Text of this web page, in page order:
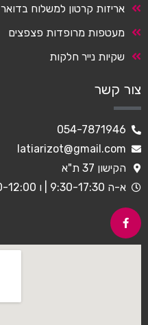
אריזות קרטון למשלוח בדואר
מעטפות מרופדות פצפצים
שקיות נייר חלקות
צור קשר
054-7871946
latiarizot@gmail.com
הקישון 37 ת"א
א-ה 9:30-17:30 | ו 9:30-12:00